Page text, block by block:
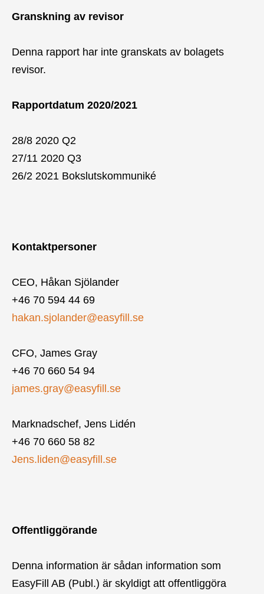
Granskning av revisor
Denna rapport har inte granskats av bolagets
revisor.
Rapportdatum 2020/2021
28/8 2020 Q2
27/11 2020 Q3
26/2 2021 Bokslutskommuniké
Kontaktpersoner
CEO, Håkan Sjölander
+46 70 594 44 69
hakan.sjolander@easyfill.se
CFO, James Gray
+46 70 660 54 94
james.gray@easyfill.se
Marknadschef, Jens Lidén
+46 70 660 58 82
Jens.liden@easyfill.se
Offentliggörande
Denna information är sådan information som
EasyFill AB (Publ.) är skyldigt att offentliggöra